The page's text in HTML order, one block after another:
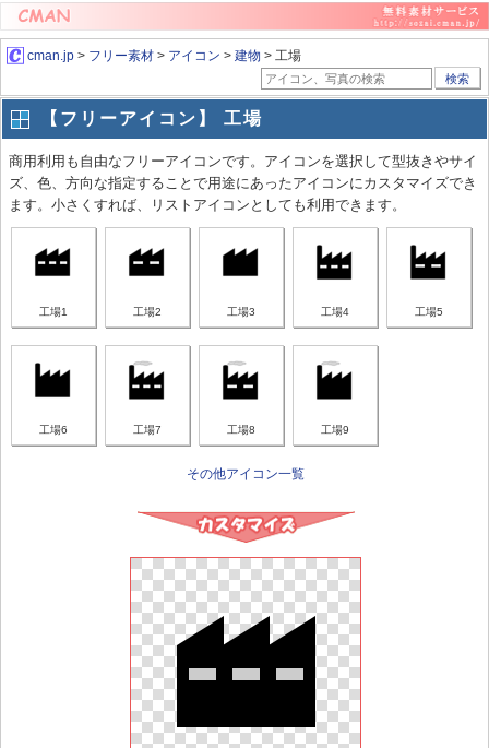
cman.jp > フリー素材 > アイコン > 建物 > 工場
検索
【フリーアイコン】 工場
商用利用も自由なフリーアイコンです。アイコンを選択して型抜きやサイ
ズ、色、方向な指定することで用途にあったアイコンにカスタマイズでき
ます。小さくすれば、リストアイコンとしても利用できます。
工場1 工場2 工場3 工場4 工場5
工場6 工場7 工場8 工場9
その他アイコン一覧